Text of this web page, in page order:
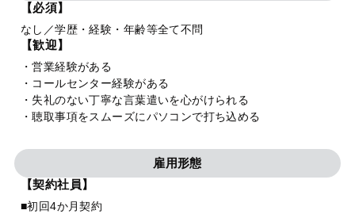
【必須】
なし／学歴・経験・年齢等全て不問
【歓迎】
・営業経験がある
・コールセンター経験がある
・失礼のない丁寧な言葉遣いを心がけられる
・聴取事項をスムーズにパソコンで打ち込める
雇用形態
【契約社員】
■初回4か月契約